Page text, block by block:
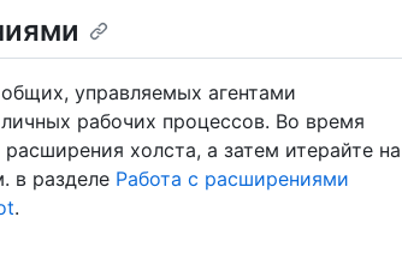
управляемых агентами
рабочих процессов. Во время
холста, а затем итерайте на
в разделе Работа с расширениями
.